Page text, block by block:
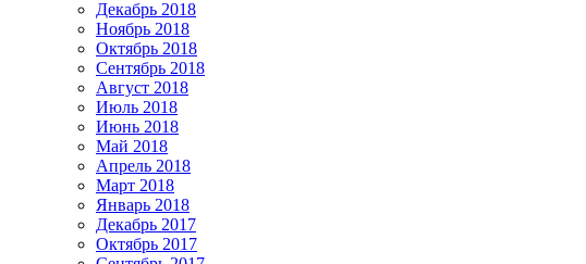
Декабрь 2018
Ноябрь 2018
Октябрь 2018
Сентябрь 2018
Август 2018
Июль 2018
Июнь 2018
Май 2018
Апрель 2018
Март 2018
Январь 2018
Декабрь 2017
Октябрь 2017